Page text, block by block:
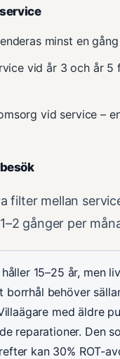
minst en
vid år 3 och år
vid service –
filter mellan
gånger per
15–25 år, men
borrhål behöver
med äldre
reparationer. Den
kan 30% ROT-